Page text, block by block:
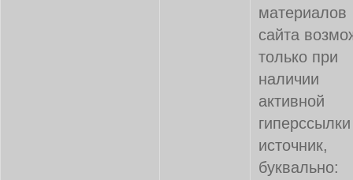
материалов
сайта
только при
наличии
активной
источник,
буквально: